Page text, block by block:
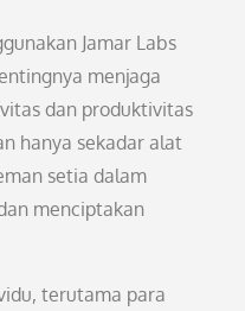
Jamar Labs
menjaga
dan produktivitas
hanya sekadar alat
setia dalam
menciptakan
terutama para